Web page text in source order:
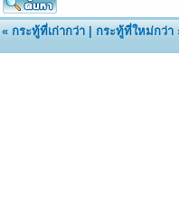
«กระทู้ที่เก่ากว่า |กระทู้ที่ใหม่กว่า